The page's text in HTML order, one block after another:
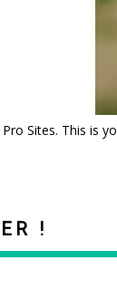
Sites. This is
!